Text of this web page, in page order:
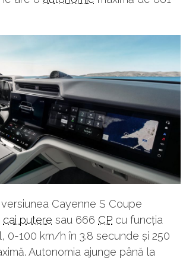
Cayenne S Coupe
cai putere sau 666 CP cu funcția
0-100 km/h în 3.8 secunde și 250
Autonomia ajunge până la